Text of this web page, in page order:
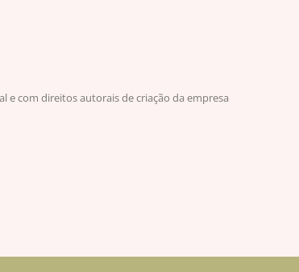
e com direitos autorais de criação da empresa